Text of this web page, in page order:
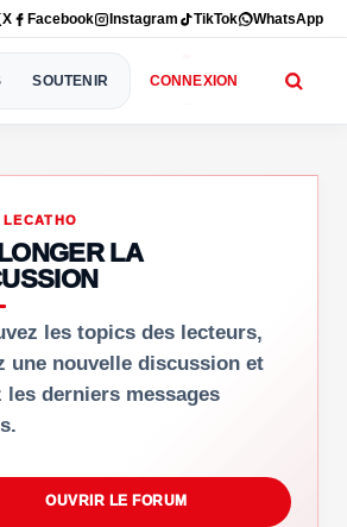
X Facebook Instagram TikTok WhatsApp
SOUTENIR CONNEXION
LA
les topics des lecteurs,
une nouvelle discussion et
les derniers messages
OUVRIR LE FORUM